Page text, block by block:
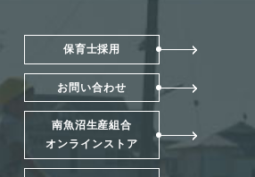
保育士採用
お問い合わせ
南魚沼生産組合
オンラインストア